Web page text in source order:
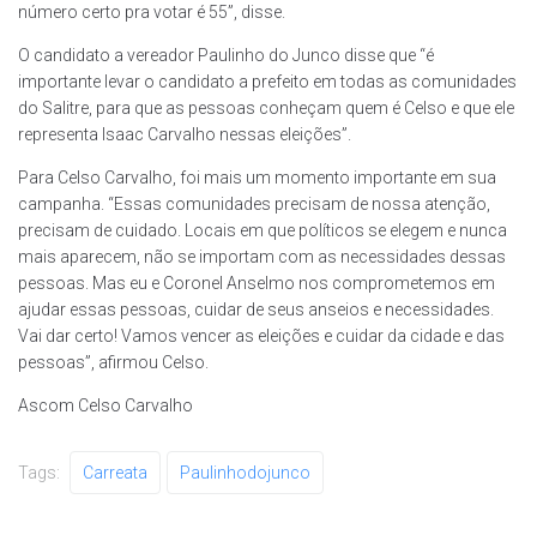
número certo pra votar é 55”, disse.
O candidato a vereador Paulinho do Junco disse que “é
importante levar o candidato a prefeito em todas as comunidades
do Salitre, para que as pessoas conheçam quem é Celso e que ele
representa Isaac Carvalho nessas eleições”.
Para Celso Carvalho, foi mais um momento importante em sua
campanha. “Essas comunidades precisam de nossa atenção,
precisam de cuidado. Locais em que políticos se elegem e nunca
mais aparecem, não se importam com as necessidades dessas
pessoas. Mas eu e Coronel Anselmo nos comprometemos em
ajudar essas pessoas, cuidar de seus anseios e necessidades.
Vai dar certo! Vamos vencer as eleições e cuidar da cidade e das
pessoas”, afirmou Celso.
Ascom Celso Carvalho
Tags: Carreata Paulinhodojunco